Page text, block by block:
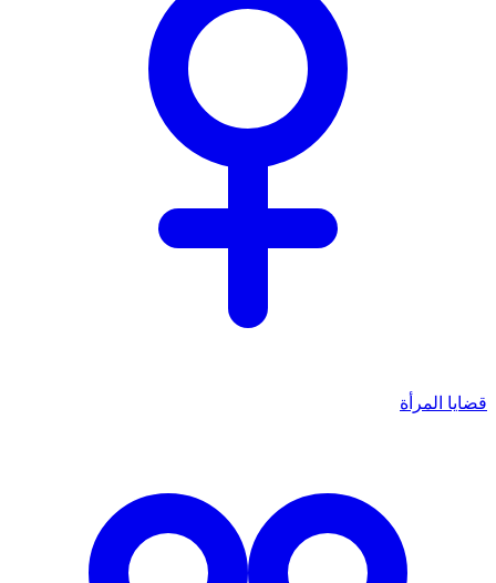
قضايا المرأة